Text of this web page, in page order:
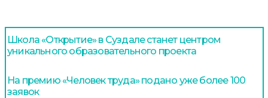
Школа «Открытие» в Суздале станет центром
уникального образовательного проекта
На премию «Человек труда» подано уже более 100
заявок